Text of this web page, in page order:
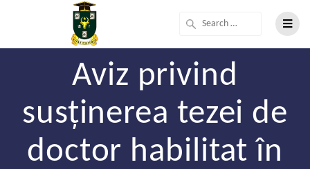
Aviz privind
susținerea tezei de
doctor habilitat în